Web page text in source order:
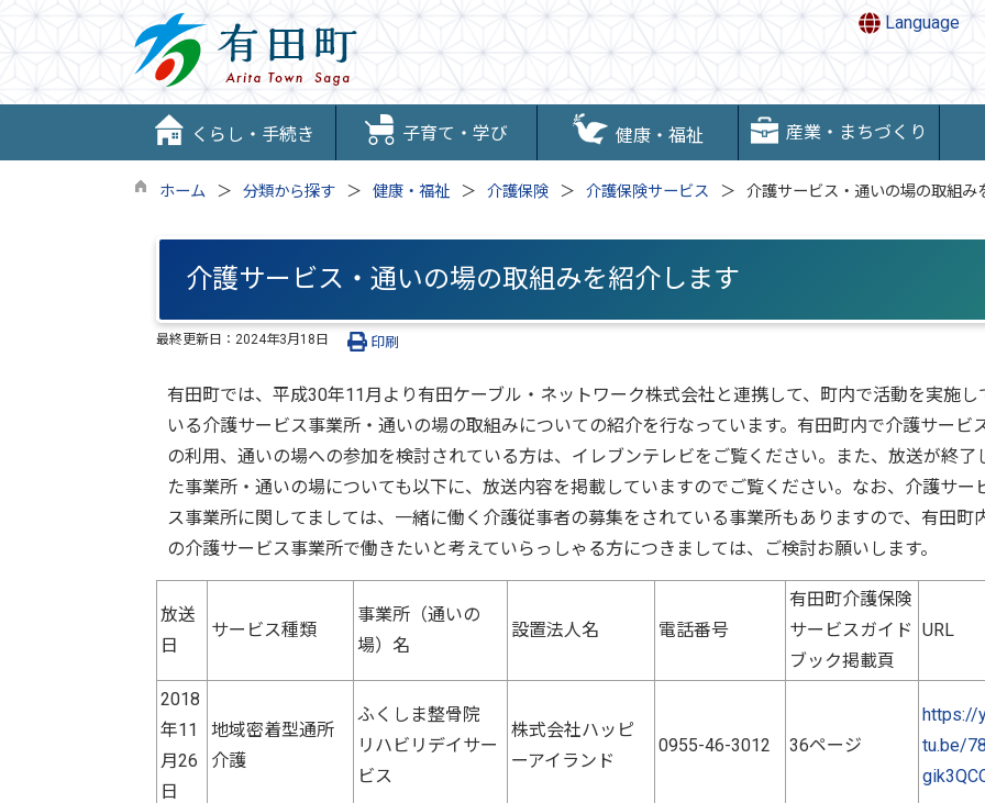
Language
くらし・手続き 子育て・学び 健康・福祉 産業・まちづくり
ホーム 分類から探す 健康・福祉 介護保険 介護保険サービス 介護サービス・通いの場の取組み
介護サービス・通いの場の取組みを紹介します
最終更新日： 2024年3月18日 印刷
有田町では、平成30年11月より有田ケーブル・ネットワーク株式会社と連携して、町内で活動を実施し
いる介護サービス事業所・通いの場の取組みについての紹介を行なっています。有田町内で介護サービ
の利用、通いの場への参加を検討されている方は、イレブンテレビをご覧ください。また、放送が終了
た事業所・通いの場についても以下に、放送内容を掲載していますのでご覧ください。なお、介護サー
ス事業所に関してましては、一緒に働く介護従事者の募集をされている事業所もありますので、有田町
の介護サービス事業所で働きたいと考えていらっしゃる方につきましては、ご検討お願いします。
放送
日
サービス種類
事業所（通いの
場）名
設置法人名 電話番号
有田町介護保険
サービスガイド
ブック掲載頁
URL
2018
年11
月26
日
地域密着型通所
介護
ふくしま整骨院
リハビリデイサー
ビス
株式会社ハッピ
ーアイランド
0955-46-3012 36ページ
https://
tu.be/